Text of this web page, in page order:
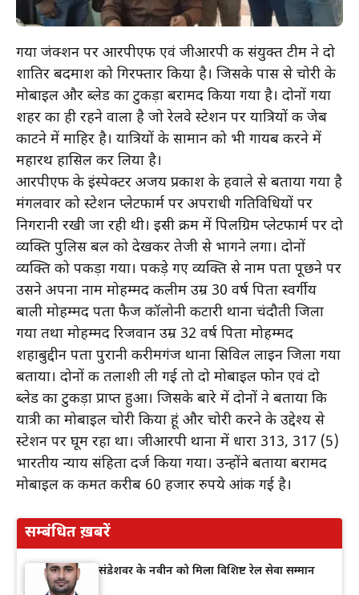
गया जंक्शन पर आरपीएफ एवं जीआरपी की संयुक्त टीम ने दो
शातिर बदमाश को गिरफ्तार किया है। जिसके पास से चोरी के
मोबाइल और ब्लेड का टुकड़ा बरामद किया गया है। दोनों गया
शहर का ही रहने वाला है जो रेलवे स्टेशन पर यात्रियों की जेब
काटने में माहिर है। यात्रियों के सामान को भी गायब करने में
महारथ हासिल कर लिया है।
आरपीएफ के इंस्पेक्टर अजय प्रकाश के हवाले से बताया गया है
मंगलवार को स्टेशन प्लेटफार्म पर अपराधी गतिविधियों पर
निगरानी रखी जा रही थी। इसी क्रम में पिलग्रिम प्लेटफार्म पर दो
व्यक्ति पुलिस बल को देखकर तेजी से भागने लगा। दोनों
व्यक्ति को पकड़ा गया। पकड़े गए व्यक्ति से नाम पता पूछने पर
उसने अपना नाम मोहम्मद कलीम उम्र 30 वर्ष पिता स्वर्गीय
बाली मोहम्मद पता फैज कॉलोनी कटारी थाना चंदौती जिला
गया तथा मोहम्मद रिजवान उम्र 32 वर्ष पिता मोहम्मद
शहाबुद्दीन पता पुरानी करीमगंज थाना सिविल लाइन जिला गया
बताया। दोनों की तलाशी ली गई तो दो मोबाइल फोन एवं दो
ब्लेड का टुकड़ा प्राप्त हुआ। जिसके बारे में दोनों ने बताया कि
यात्री का मोबाइल चोरी किया हूं और चोरी करने के उद्देश्य से
स्टेशन पर घूम रहा था। जीआरपी थाना में धारा 313, 317 (5)
भारतीय न्याय संहिता दर्ज किया गया। उन्होंने बताया बरामद
मोबाइल की कीमत करीब 60 हजार रुपये आंकी गई है।
सम्बंधित ख़बरें
संडेशवर के नवीन को मिला विशिष्ट रेल सेवा सम्मान